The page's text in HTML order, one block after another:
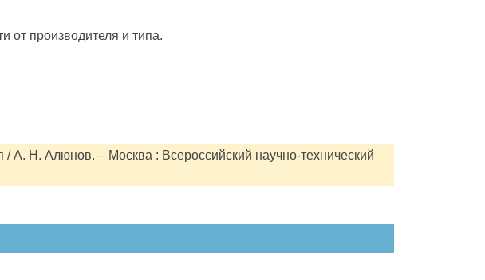
от производителя и типа.
А. Н. Алюнов. – Москва : Всероссийский научно-технический